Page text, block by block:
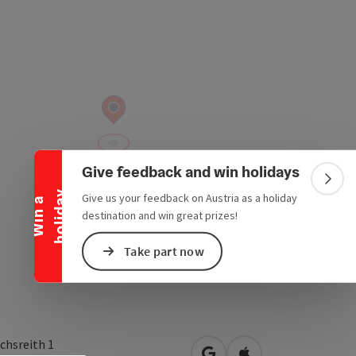
W
i
n
a
h
o
l
i
d
a y
Collapse banner Give feedback and win holidays
Give us your feedback on Austria as a holiday
destination and win great prizes!
Take part now
1